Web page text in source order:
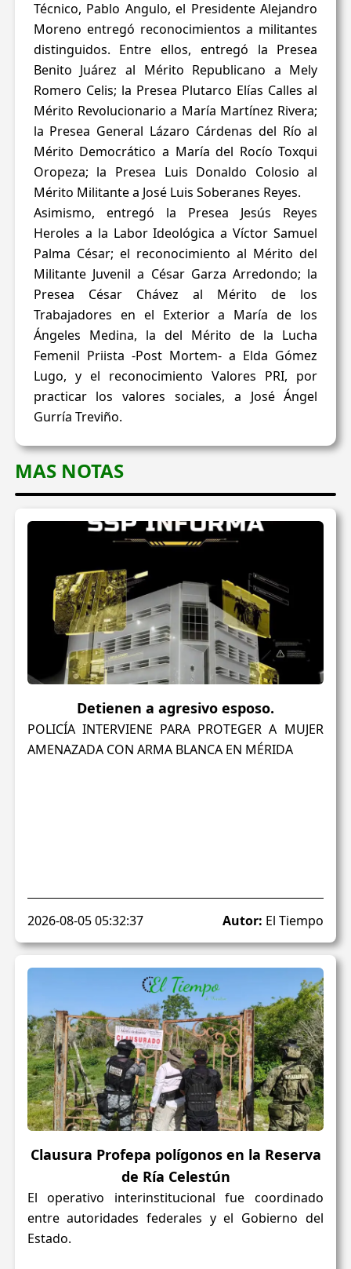
Técnico, Pablo Angulo, el Presidente Alejandro
Moreno entregó reconocimientos a militantes
distinguidos. Entre ellos, entregó la Presea
Benito Juárez al Mérito Republicano a Mely
Romero Celis; la Presea Plutarco Elías Calles al
Mérito Revolucionario a María Martínez Rivera;
la Presea General Lázaro Cárdenas del Río al
Mérito Democrático a María del Rocío Toxqui
Oropeza; la Presea Luis Donaldo Colosio al
Mérito Militante a José Luis Soberanes Reyes.
Asimismo, entregó la Presea Jesús Reyes
Heroles a la Labor Ideológica a Víctor Samuel
Palma César; el reconocimiento al Mérito del
Militante Juvenil a César Garza Arredondo; la
Presea César Chávez al Mérito de los
Trabajadores en el Exterior a María de los
Ángeles Medina, la del Mérito de la Lucha
Femenil Priista -Post Mortem- a Elda Gómez
Lugo, y el reconocimiento Valores PRI, por
practicar los valores sociales, a José Ángel
Gurría Treviño.
MAS NOTAS
Detienen a agresivo esposo.
POLICÍA INTERVIENE PARA PROTEGER A MUJER
AMENAZADA CON ARMA BLANCA EN MÉRIDA
2026-08-05 05:32:37 Autor: El Tiempo
Clausura Profepa polígonos en la Reserva
de Ría Celestún
El operativo interinstitucional fue coordinado
entre autoridades federales y el Gobierno del
Estado.